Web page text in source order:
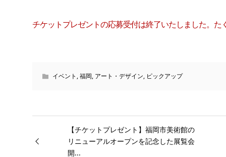
チケットプレゼントの応募受付は終了いたしました。
イベント ,福岡, アート・デザイン, ピックアップ
【チケットプレゼント】福岡市美術館の
リニューアルオープンを記念した展覧会
開...